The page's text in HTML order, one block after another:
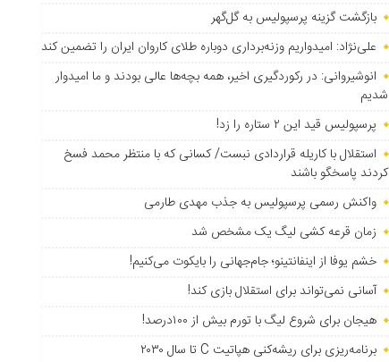
بازگشت گزینه پرسپولیس به ‌گل‌گهر
علی‌نژاد: امیدواریم وزنه‌برداری دوباره طلای کاروان ایران را تضمین کند
انوشیروانی: در رکوردگیری اخیر، همه بچه‌ها عالی بودند و ما امیدوار
شدیم
پرسپولیس قید این ۲ ستاره را زد!
استقلال با کاریله قراردادی نبست/ کسانی که با منتظر محمد فسخ
کردند پاسخگو باشند
واکنش رسمی پرسپولیس به جذب مهدی طارمی
زمان قرعه کشی لیگ یک مشخص شد
خشم یوفا از اینفانتینو؛ جام‌جهانی را بایکوت می‌کنیم!
آسانی نمی‌تواند برای استقلال بازی کند!
هیجان برای شروع لیگ با تورم بیش از ۱۰۰درصد!
برنامه‌ریزی برای ریشه‌کنی هپاتیت C تا سال ۲۰۳۰